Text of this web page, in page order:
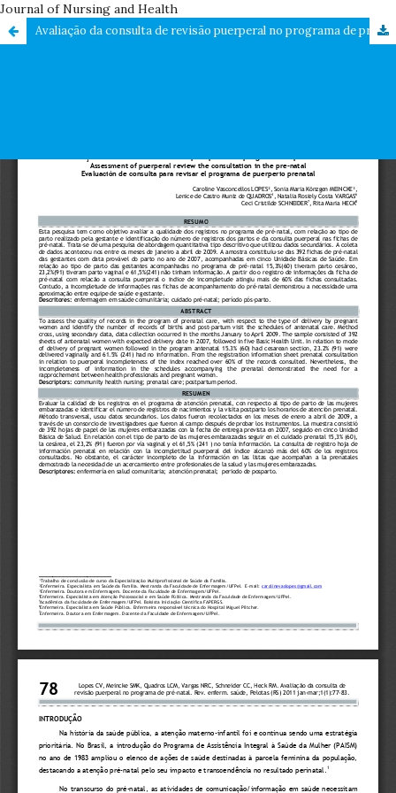
Journal of Nursing and Health
Avaliação da consulta de revisão puerperal no programa de pré-natal